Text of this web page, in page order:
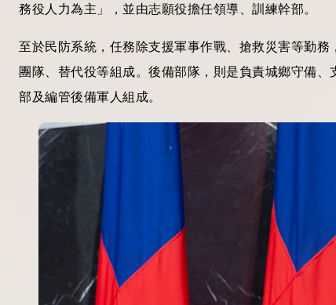
務役人力為主」，並由志願役擔任領導、訓練幹部。
至於民防系統，任務除支援軍事作戰、搶救災害等勤
團隊、替代役等組成。後備部隊，則是負責城鄉守備
部及編管後備軍人組成。